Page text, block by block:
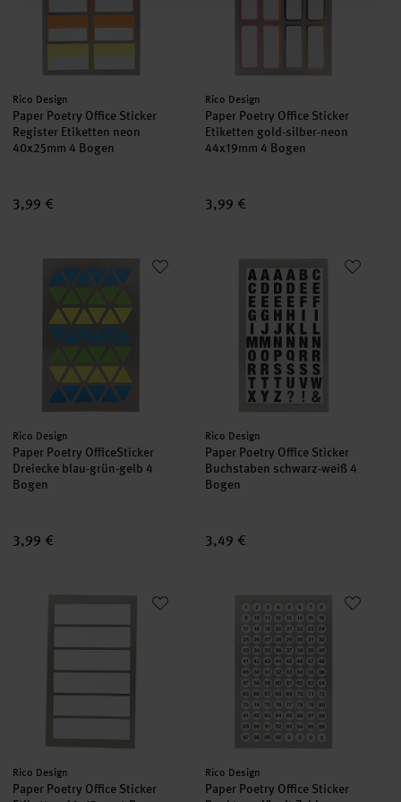
Hersteller:
Rico Design
Paper Poetry Office Sticker
Register Etiketten neon
40x25mm 4 Bogen
3,99 €
Hersteller:
Rico Design
Paper Poetry Office Sticker
Etiketten gold-silber-neon
44x19mm 4 Bogen
3,99 €
Paper Poetry OfficeSticker Dreiecke blau-grün-gelb 4 Bogen
Hersteller:
Rico Design
Paper Poetry OfficeSticker
Dreiecke blau-grün-gelb 4
Bogen
3,99 €
Paper Poetry Office Sticker
Hersteller:
Rico Design
Paper Poetry Office Sticker
Buchstaben schwarz-weiß 4
Bogen
3,49 €
Paper Poetry Office Sticker Etiketten 60x15mm 4 Bogen
Hersteller:
Rico Design
Paper Poetry Office Sticker
Paper Poetry Office Sticker
Hersteller:
Rico Design
Paper Poetry Office Sticker